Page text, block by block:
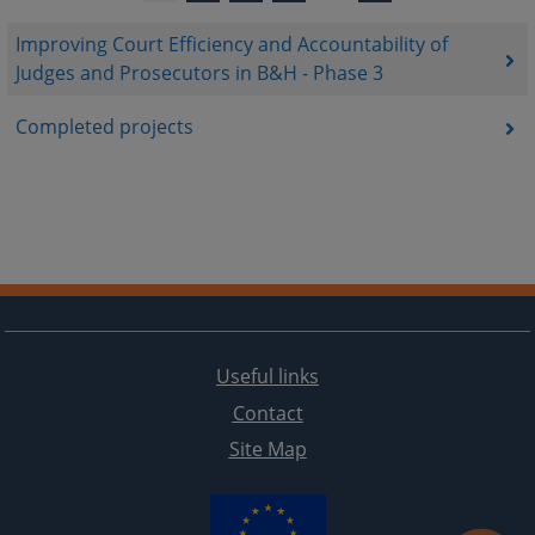
Improving Court Efficiency and Accountability of
Judges and Prosecutors in B&H - Phase 3
Completed projects
Useful links
Contact
Site Map